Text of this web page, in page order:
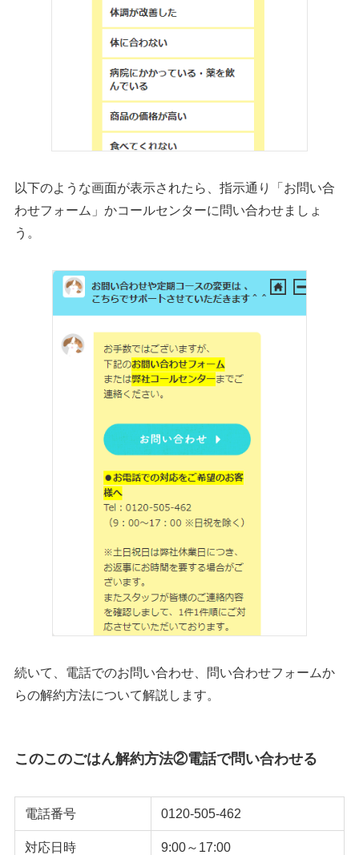
以下のような画面が表示されたら、指示通り「お問い合
わせフォーム」かコールセンターに問い合わせましょ
う。
続いて、電話でのお問い合わせ、問い合わせフォームか
らの解約方法について解説します。
このこのごはん解約方法②電話で問い合わせる
電話番号 0120-505-462
対応日時
9:00～17:00